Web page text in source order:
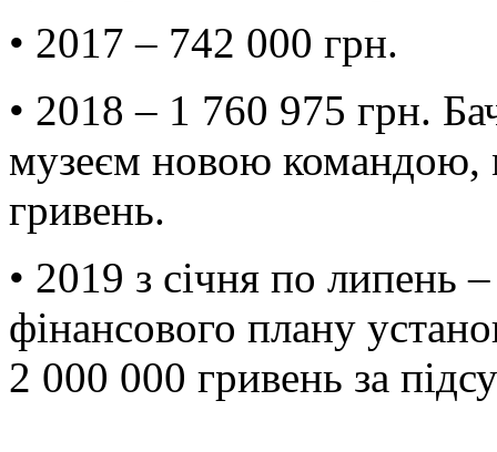
• 2017 – 742 000 грн.
• 2018 – 1 760 975 грн.
музеєм новою командою,
гривень.
• 2019 з січня по липень
фінансового плану
2 000 000 гривень за